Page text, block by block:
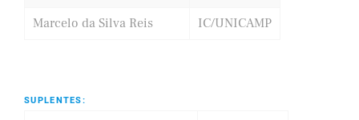
Marcelo da Silva Reis
IC/UNICAMP
SUPLENTES: